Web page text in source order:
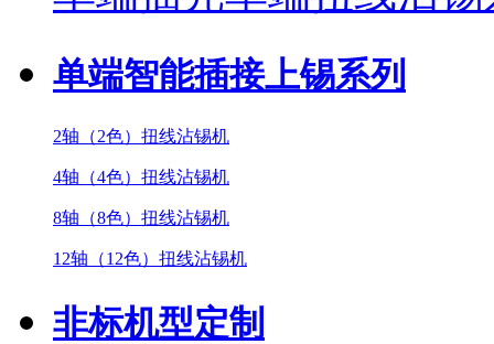
单端智能插接上锡系列
2轴（2色）扭线沾锡机
4轴（4色）扭线沾锡机
8轴（8色）扭线沾锡机
12轴（12色）扭线沾锡机
非标机型定制